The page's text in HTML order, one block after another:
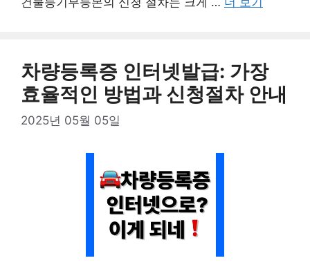
차량등록증 인터넷발급: 가장
효율적인 방법과 신청절차 안내
2025년 05월 05일